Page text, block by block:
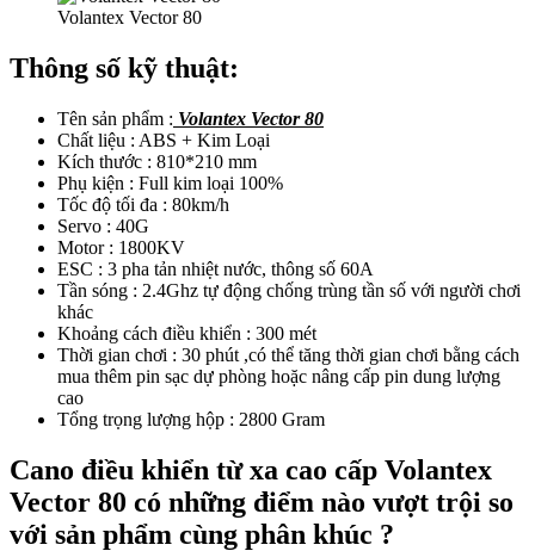
Volantex Vector 80
Thông số kỹ thuật:
Tên sản phẩm : Volantex Vector 80
Chất liệu : ABS + Kim Loại
Kích thước : 810*210 mm
Phụ kiện : Full kim loại 100%
Tốc độ tối đa : 80km/h
Servo : 40G
Motor : 1800KV
ESC : 3 pha tản nhiệt nước, thông số 60A
Tần sóng : 2.4Ghz tự động chống trùng tần số với người chơi
khác
Khoảng cách điều khiển : 300 mét
Thời gian chơi : 30 phút ,có thể tăng thời gian chơi bằng cách
mua thêm pin sạc dự phòng hoặc nâng cấp pin dung lượng
cao
Tổng trọng lượng hộp : 2800 Gram
Cano điều khiển từ xa cao cấp Volantex
Vector 80 có những điểm nào vượt trội so
với sản phẩm cùng phân khúc ?